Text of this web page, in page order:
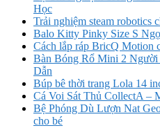
Học
Trải nghiệm steam robotics
Balo Kitty Pinky Size S
Cách lắp ráp BricQ Motion
Bàn Bóng Rổ Mini 2
Dẫn
Búp bê thời trang Lola 14
Cá Voi Sát Thủ CollectA –
Bệ Phóng Dù Lượn Nat
cho bé